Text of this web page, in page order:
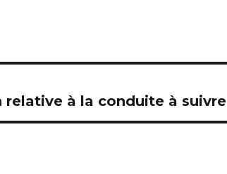
à la conduite à suivre